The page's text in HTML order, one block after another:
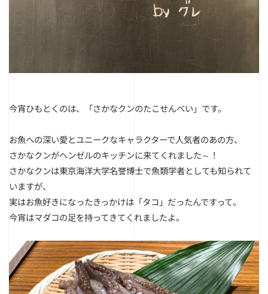
今宵ひもとくのは、「さかなクンのたこせんべい」です。
お魚への深い愛とユニークなキャラクターで人気者のあの方、
さかなクンがヘンゼルのキッチンに来てくれました～！
さかなクンは東京海洋大学名誉博士で魚類学者としても知られて
いますが、
実はお魚好きになったきっかけは「タコ」だったんですって。
今宵はマダコの足を持ってきてくれましたよ。